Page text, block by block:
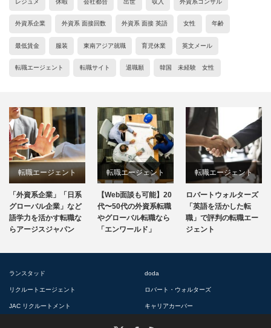
レジュメ 休暇 会社都合 出世 収入 外資系コンサル
外資系企業 外資系 面接回数 外資系 面接 英語 女性 年齢
最低賃金 服装 東南アジア就職 育児休業 英文メール
転職エージェント 転職サイト 退職願 韓国 未経験 女性
転職エージェント
「外資系企業」「日系
グローバル企業」など
語学力を活かす転職な
らアージスジャパン
転職エージェント
【Web面談も可能】20
代〜50代の外資系転職
やグローバル転職なら
「エンワールド」
転職エージェント
ロバートウォルターズ
「英語を活かした転
職」で評判の転職エー
ジェント
ランスタッド doda
リクルートエージェント ロバート・ウォルターズ
JAC リクルートメント キャリアカーバー